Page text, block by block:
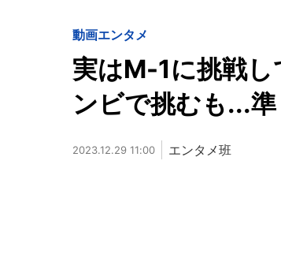
動画エンタメ
実はM-1に挑戦
ンビで挑むも...
2023.12.29 11:00 エンタメ班